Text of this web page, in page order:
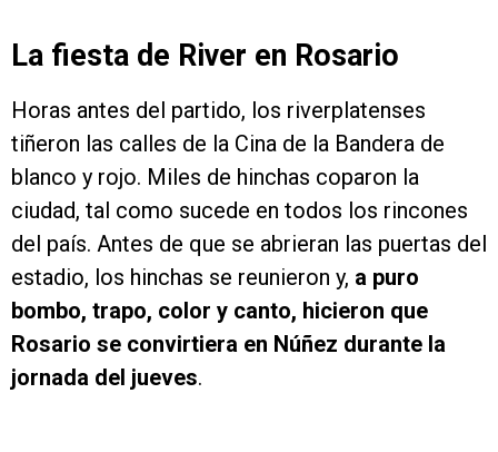
La fiesta de River en Rosario
Horas antes del partido, los riverplatenses
tiñeron las calles de la Cina de la Bandera de
blanco y rojo. Miles de hinchas coparon la
ciudad, tal como sucede en todos los rincones
del país. Antes de que se abrieran las puertas del
estadio, los hinchas se reunieron y, a puro
bombo, trapo, color y canto, hicieron que
Rosario se convirtiera en Núñez durante la
jornada del jueves.